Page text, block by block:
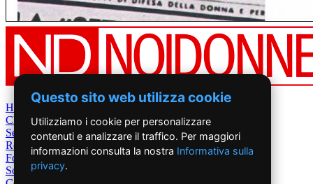
Home
Chi Siamo
Settimanale
Rete News
Foto&Video
Sostienici
Questo sito web utilizza cookie
Utilizziamo i cookie per personalizzare
contenuti e analizzare il traffico. Per maggiori
informazioni consulta la nostra Informativa sulla
privacy.